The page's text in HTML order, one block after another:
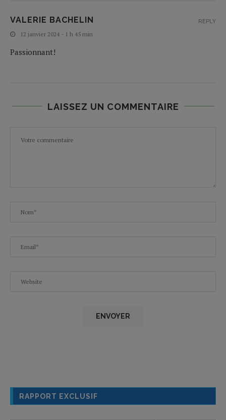
VALERIE BACHELIN
12 janvier 2024 - 1 h 45 min
Passionnant!
REPLY
LAISSEZ UN COMMENTAIRE
RAPPORT EXCLUSIF